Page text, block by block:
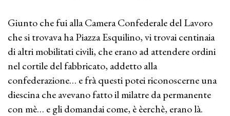
Giunto che fui alla Camera Confederale del Lavoro
che si trovava ha Piazza Esquilino, vi trovai centinaia
di altri mobilitati civili, che erano ad attendere ordini
nel cortile del fabbricato, addetto alla
confederazione… e frà questi potei riconoscerne una
diescina che avevano fatto il milatre da permanente
con mè… e gli domandai come, è èerchè, erano là.